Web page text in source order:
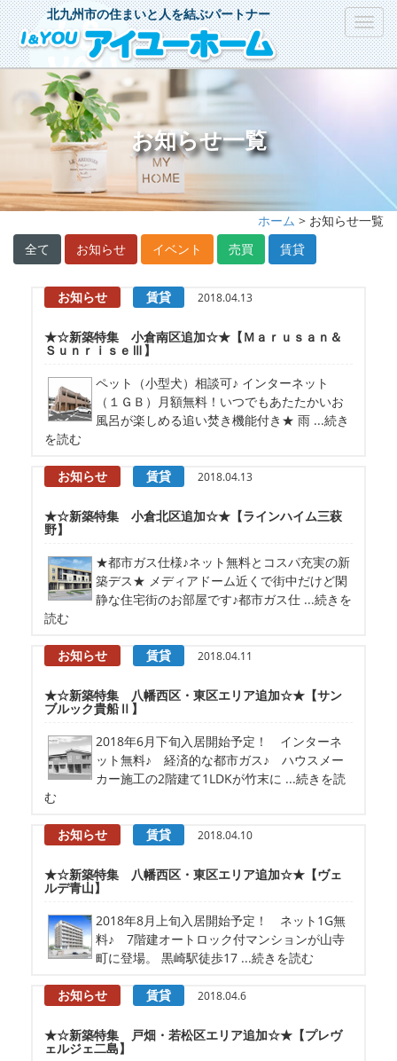
北九州市の住まいと人を結ぶパートナー
お知らせ一覧
ホーム > お知らせ一覧
全て
お知らせ イベント 売買 賃貸
お知らせ 賃貸 2018.04.13
★☆新築特集 小倉南区追加☆★【Ｍａｒｕｓａｎ＆
ＳｕｎｒｉｓｅⅢ】
ペット（小型犬）相談可♪ インターネット
（１ＧＢ）月額無料！いつでもあたたかいお
風呂が楽しめる追い焚き機能付き★ 雨 ...続き
を読む
お知らせ 賃貸 2018.04.13
★☆新築特集 小倉北区追加☆★【ラインハイム三萩
野】
★都市ガス仕様♪ネット無料とコスパ充実の新
築デス★ メディアドーム近くで街中だけど閑
静な住宅街のお部屋です♪都市ガス仕 ...続きを
読む
お知らせ 賃貸 2018.04.11
★☆新築特集 八幡西区・東区エリア追加☆★【サン
ブルック貴船Ⅱ】
2018年6月下旬入居開始予定！ インターネ
ット無料♪ 経済的な都市ガス♪ ハウスメー
カー施工の2階建て1LDKが竹末に ...続きを読
む
お知らせ 賃貸 2018.04.10
★☆新築特集 八幡西区・東区エリア追加☆★【ヴェ
ルデ青山】
2018年8月上旬入居開始予定！ ネット1G無
料♪ 7階建オートロック付マンションが山寺
町に登場。 黒崎駅徒歩17 ...続きを読む
お知らせ 賃貸 2018.04.6
★☆新築特集 戸畑・若松区エリア追加☆★【プレヴ
ェルジェ二島】